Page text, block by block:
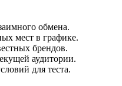
обмена.
мест в графике.
брендов.
аудитории.
для теста.